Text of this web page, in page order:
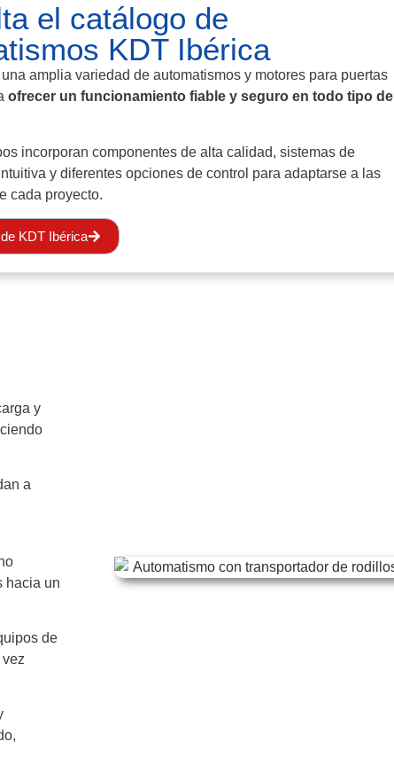
el catálogo de
KDT Ibérica
amplia variedad de automatismos y motores para puertas
ofrecer un funcionamiento fiable y seguro en todo tipo de
incorporan componentes de alta calidad, sistemas de
y diferentes opciones de control para adaptarse a las
cada proyecto.
KDT Ibérica
y
a
hacia un
de